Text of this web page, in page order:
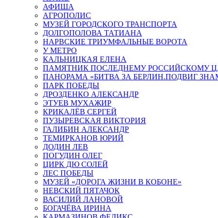
АФИША
АГРОПОЛИС
МУЗЕЙ ГОРОДСКОГО ТРАНСПОРТА
ДОЛГОПОЛОВА ТАТИАНА
НАРВСКИЕ ТРИУМФАЛЬНЫЕ ВОРОТА
У МЕТРО
КАЛЬНИЦКАЯ ЕЛЕНА
ПАМЯТНИК ПОСЛЕДНЕМУ РОССИЙСКОМУ
ПАНОРАМА «БИТВА ЗА БЕРЛИН.ПОДВИГ
ПАРК ПОБЕДЫ
ДРОЗДЕНКО АЛЕКСАНДР
ЭТУЕВ МУХАЖИР
КРИКАЛЁВ СЕРГЕЙ
ПУЗЫРЕВСКАЯ ВИКТОРИЯ
ГАЛИБИН АЛЕКСАНДР
ТЕМИРКАНОВ ЮРИЙ
ДОДИН ЛЕВ
ПОГУДИН ОЛЕГ
ЦИРК ДЮ СОЛЕЙ
ЛЕС ПОБЕДЫ
МУЗЕЙ «ДОРОГА ЖИЗНИ В КОБОНЕ»
НЕВСКИЙ ПЯТАЧОК
ВАСИЛИЙ ЛАНОВОЙ
БОГАЧЁВА ИРИНА